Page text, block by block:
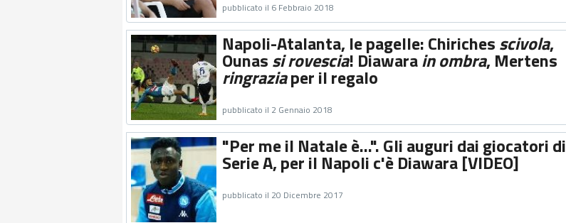
pubblicato il 6 Febbraio 2018
Napoli-Atalanta, le pagelle: Chirichesscivola,
Ounassi rovescia! Diawarain ombra, Mertens
ringraziaper il regalo
pubblicato il 2 Gennaio 2018
"Per me il Natale è...". Gli auguri dai giocatori di
Serie A, per il Napoli c'è Diawara [VIDEO]
pubblicato il 20 Dicembre 2017